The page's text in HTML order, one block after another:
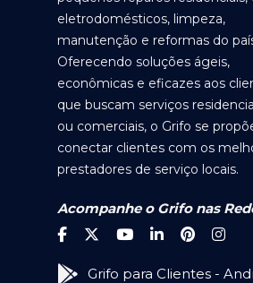
eletrodomésticos, limpeza,
manutenção e reformas do
Oferecendo soluções ágeis,
econômicas e eficazes aos
que buscam serviços
ou comerciais, o Grifo se
conectar clientes com os
prestadores de serviço locais.
Acompanhe o Grifo nas
Grifo para Clientes -